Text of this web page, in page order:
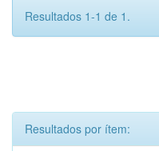
Resultados 1-1 de 1.
Resultados por ítem: